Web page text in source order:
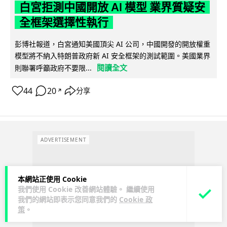
本網站正使用 Cookie
我們使用 Cookie 改善網站體驗。 繼續使用
我們的網站即表示您同意我們的 Cookie 政
策 。
白宮拒測中國開放 AI 模型 業界質疑安
全框架選擇性執行
彭博社報道，白宮通知美國頂尖 AI 公司，中國開發的開放權重
模型將不納入特朗普政府新 AI 安全框架的測試範圍。美國業界
則聯署呼籲政府不要限...
閱讀全文
44 20 ↗ 分享
ADVERTISEMENT